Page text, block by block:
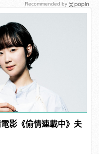
影《偷情連載中》夫
Recommended by